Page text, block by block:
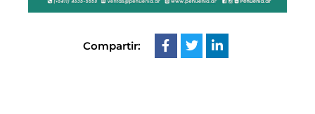
Compartir: